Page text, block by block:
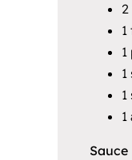
Sauce